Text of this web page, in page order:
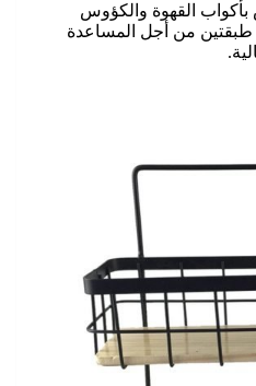
القهوة والكؤوس
طبقتين من أجل المساعدة